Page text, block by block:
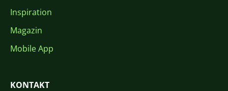
Inspiration
Magazin
Mobile App
KONTAKT